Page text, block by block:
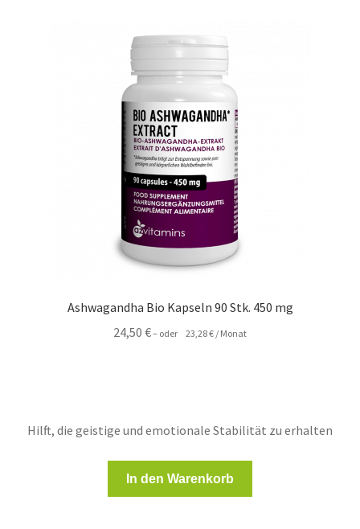
Ashwagandha Bio Kapseln 90 Stk. 450 mg
24,50€– oder 23,28€ / Monat
Hilft, die geistige und emotionale Stabilität zu erhalten
In den Warenkorb